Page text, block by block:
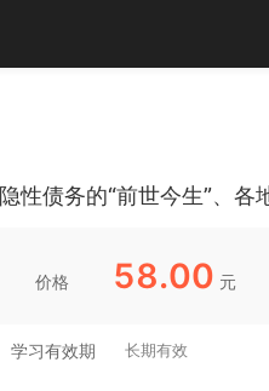
隐性债务的“前世今生”、
价格 58.00 元
学习有效期 长期有效